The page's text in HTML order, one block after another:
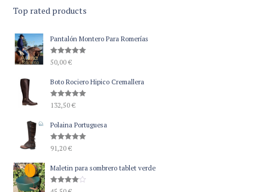
Top rated products
Pantalón Montero Para Romerías
Valorado
con5.00
50,00€
Boto Rociero Hipico Cremallera
Valorado
con5.00
132,50€
Polaina Portuguesa
Valorado
con5.00
91,20€
Maletin para sombrero tablet verde
Valorado